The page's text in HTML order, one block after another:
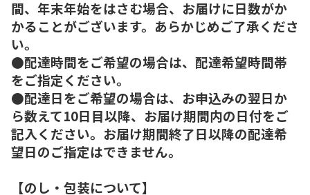
間、年末年始をはさむ場合、お届けに日数がか
かることがございます。あらかじめご了承くださ
い。
●配達時間をご希望の場合は、配達希望時間帯
をご指定ください。
●配達日をご希望の場合は、お申込みの翌日か
ら数えて10日目以降、お届け期間内の日付をご
記入ください。お届け期間終了日以降の配達希
望日のご指定はできません。
【のし・包装について】